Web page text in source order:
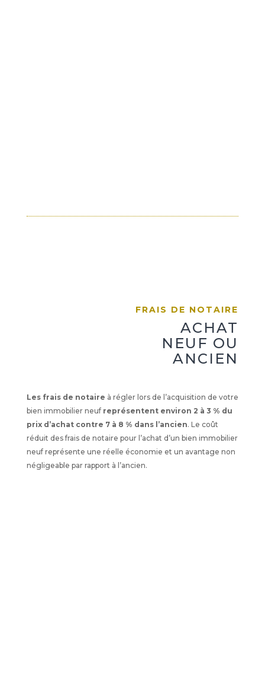
FRAIS DE NOTAIRE
ACHAT
NEUF OU
ANCIEN
Les frais de notaire à régler lors de l’acquisition de votre
bien immobilier neuf représentent environ 2 à 3 % du
prix d’achat contre 7 à 8 % dans l’ancien. Le coût
réduit des frais de notaire pour l’achat d’un bien immobilier
neuf représente une réelle économie et un avantage non
négligeable par rapport à l’ancien.